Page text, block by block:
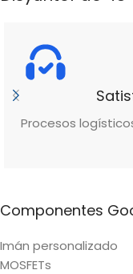
Procesos
Componentes
Imán personalizado
MOSFETs